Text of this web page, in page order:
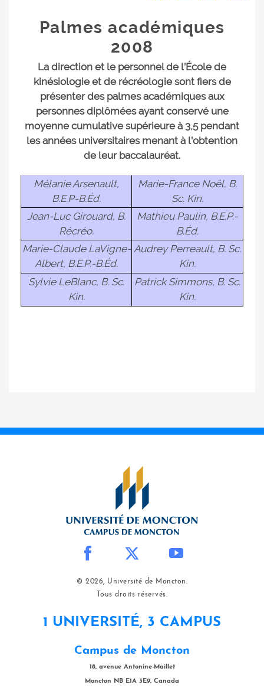
Palmes académiques
2008
La direction et le personnel de l’École de
kinésiologie et de récréologie sont fiers de
présenter des palmes académiques aux
personnes diplômées ayant conservé une
moyenne cumulative supérieure à 3,5 pendant
les années universitaires menant à l’obtention
de leur baccalauréat.
Mélanie Arsenault,
B.E.P-B.Éd.
Marie-France Noël, B.
Sc. Kin.
Jean-Luc Girouard, B.
Récréo.
Mathieu Paulin, B.E.P.-
B.Éd.
Marie-Claude LaVigne-
Albert, B.E.P.-B.Éd.
Audrey Perreault, B. Sc.
Kin.
Sylvie LeBlanc, B. Sc.
Kin.
Patrick Simmons, B. Sc.
Kin.
© 2026, Université de Moncton.
Tous droits réservés.
1 UNIVERSITÉ, 3 CAMPUS
Campus de Moncton
18, avenue Antonine-Maillet
Moncton NB E1A 3E9, Canada